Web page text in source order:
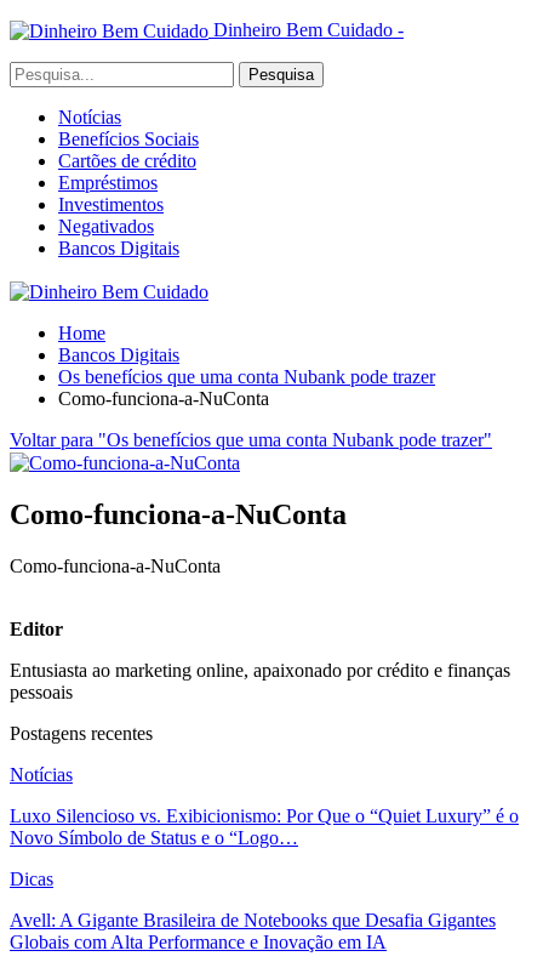
Dinheiro Bem Cuidado -
Notícias
Benefícios Sociais
Cartões de crédito
Empréstimos
Investimentos
Negativados
Bancos Digitais
Home
Bancos Digitais
Os benefícios que uma conta Nubank pode trazer
Como-funciona-a-NuConta
Voltar para "Os benefícios que uma conta Nubank pode trazer"
Como-funciona-a-NuConta
Como-funciona-a-NuConta
Editor
Entusiasta ao marketing online, apaixonado por crédito e finanças
pessoais
Postagens recentes
Notícias
Luxo Silencioso vs. Exibicionismo: Por Que o “Quiet Luxury” é o
Novo Símbolo de Status e o “Logo…
Dicas
Avell: A Gigante Brasileira de Notebooks que Desafia Gigantes
Globais com Alta Performance e Inovação em IA